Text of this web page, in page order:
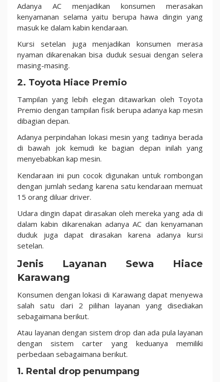
Adanya AC menjadikan konsumen merasakan
kenyamanan selama yaitu berupa hawa dingin yang
masuk ke dalam kabin kendaraan.
Kursi setelan juga menjadikan konsumen merasa
nyaman dikarenakan bisa duduk sesuai dengan selera
masing-masing.
2. Toyota Hiace Premio
Tampilan yang lebih elegan ditawarkan oleh Toyota
Premio dengan tampilan fisik berupa adanya kap mesin
dibagian depan.
Adanya perpindahan lokasi mesin yang tadinya berada
di bawah jok kemudi ke bagian depan inilah yang
menyebabkan kap mesin.
Kendaraan ini pun cocok digunakan untuk rombongan
dengan jumlah sedang karena satu kendaraan memuat
15 orang diluar driver.
Udara dingin dapat dirasakan oleh mereka yang ada di
dalam kabin dikarenakan adanya AC dan kenyamanan
duduk juga dapat dirasakan karena adanya kursi
setelan.
Jenis Layanan Sewa Hiace
Karawang
Konsumen dengan lokasi di Karawang dapat menyewa
salah satu dari 2 pilihan layanan yang disediakan
sebagaimana berikut.
Atau layanan dengan sistem drop dan ada pula layanan
dengan sistem carter yang keduanya memiliki
perbedaan sebagaimana berikut.
1. Rental drop penumpang